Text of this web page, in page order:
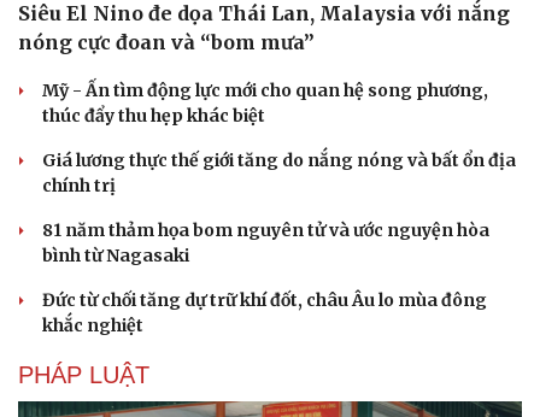
Du lịch
Săn Tour
check-in
Podcast
Đọc truyện đêm khuya
Kể chuyện cho bé
Hạt giống tâm hồn
Siêu El Nino đe dọa Thái Lan, Malaysia với nắng
nóng cực đoan và “bom mưa”
Mỹ - Ấn tìm động lực mới cho quan hệ song phương,
thúc đẩy thu hẹp khác biệt
Giá lương thực thế giới tăng do nắng nóng và bất ổn địa
chính trị
81 năm thảm họa bom nguyên tử và ước nguyện hòa
bình từ Nagasaki
Đức từ chối tăng dự trữ khí đốt, châu Âu lo mùa đông
khắc nghiệt
PHÁP LUẬT